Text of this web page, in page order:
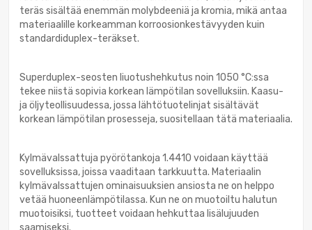
teräs sisältää enemmän molybdeeniä ja kromia, mikä antaa
materiaalille korkeamman korroosionkestävyyden kuin
standardiduplex-teräkset.
Superduplex-seosten liuotushehkutus noin 1050 °C:ssa
tekee niistä sopivia korkean lämpötilan sovelluksiin. Kaasu-
ja öljyteollisuudessa, jossa lähtötuotelinjat sisältävät
korkean lämpötilan prosesseja, suositellaan tätä materiaalia.
Kylmävalssattuja pyörötankoja 1.4410 voidaan käyttää
sovelluksissa, joissa vaaditaan tarkkuutta. Materiaalin
kylmävalssattujen ominaisuuksien ansiosta ne on helppo
vetää huoneenlämpötilassa. Kun ne on muotoiltu halutun
muotoisiksi, tuotteet voidaan hehkuttaa lisälujuuden